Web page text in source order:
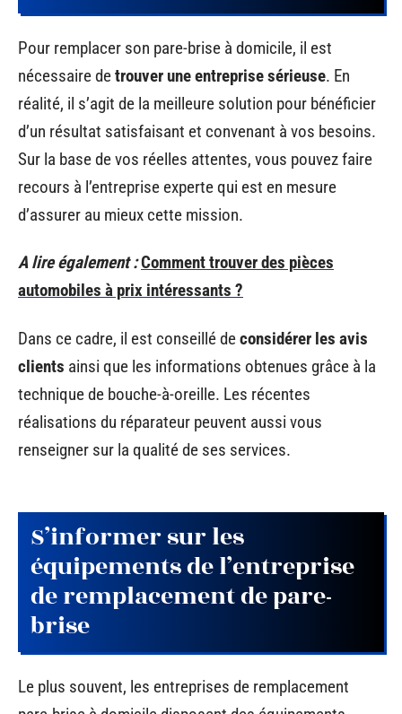
Pour remplacer son pare-brise à domicile, il est
nécessaire detrouver une entreprise sérieuse. En
réalité, il s’agit de la meilleure solution pour bénéficier
d’un résultat satisfaisant et convenant à vos besoins.
Sur la base de vos réelles attentes, vous pouvez faire
recours à l’entreprise experte qui est en mesure
d’assurer au mieux cette mission.
A lire également :Comment trouver des pièces
automobiles à prix intéressants ?
Dans ce cadre, il est conseillé deconsidérer les avis
clients ainsi que les informations obtenues grâce à la
technique de bouche-à-oreille. Les récentes
réalisations du réparateur peuvent aussi vous
renseigner sur la qualité de ses services.
S’informer sur les
équipements de l’entreprise
de remplacement de pare-
brise
Le plus souvent, les entreprises de remplacement